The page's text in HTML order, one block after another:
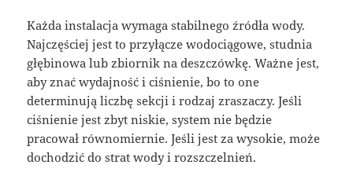
Każda instalacja wymaga stabilnego źródła wody.
Najczęściej jest to przyłącze wodociągowe, studnia
głębinowa lub zbiornik na deszczówkę. Ważne jest,
aby znać wydajność i ciśnienie, bo to one
determinują liczbę sekcji i rodzaj zraszaczy. Jeśli
ciśnienie jest zbyt niskie, system nie będzie
pracował równomiernie. Jeśli jest za wysokie, może
dochodzić do strat wody i rozszczelnień.